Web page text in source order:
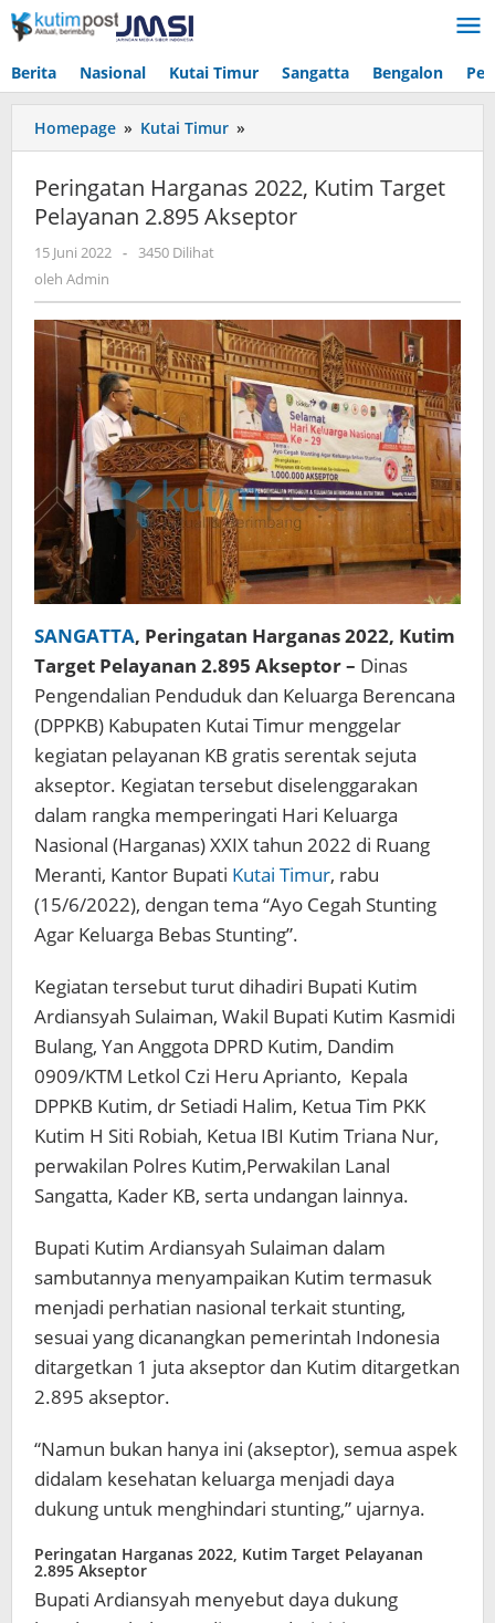
Lewati
ke
Berita Nasional Kutai Timur Sangatta Bengalon
Homepage » Kutai Timur »
Harganas
Kutim
Target
Peringatan Harganas 2022, Kutim Target
Pelayanan 2.895 Akseptor
15 Juni 2022 oleh
- 3450 Dilihat
oleh Admin
SANGATTA, Peringatan Harganas 2022, Kutim
Target Pelayanan 2.895 Akseptor – Dinas
Pengendalian Penduduk dan Keluarga Berencana
(DPPKB) Kabupaten Kutai Timur menggelar
kegiatan pelayanan KB gratis serentak sejuta
akseptor. Kegiatan tersebut diselenggarakan
dalam rangka memperingati Hari Keluarga
Nasional (Harganas) XXIX tahun 2022 di Ruang
Meranti, Kantor Bupati Kutai Timur, rabu
(15/6/2022), dengan tema “Ayo Cegah Stunting
Agar Keluarga Bebas Stunting”.
Kegiatan tersebut turut dihadiri Bupati Kutim
Ardiansyah Sulaiman, Wakil Bupati Kutim Kasmidi
Bulang, Yan Anggota DPRD Kutim, Dandim
0909/KTM Letkol Czi Heru Aprianto, Kepala
DPPKB Kutim, dr Setiadi Halim, Ketua Tim PKK
Kutim H Siti Robiah, Ketua IBI Kutim Triana Nur,
perwakilan Polres Kutim,Perwakilan Lanal
Sangatta, Kader KB, serta undangan lainnya.
Bupati Kutim Ardiansyah Sulaiman dalam
sambutannya menyampaikan Kutim termasuk
menjadi perhatian nasional terkait stunting,
sesuai yang dicanangkan pemerintah Indonesia
ditargetkan 1 juta akseptor dan Kutim ditargetkan
2.895 akseptor.
“Namun bukan hanya ini (akseptor), semua aspek
didalam kesehatan keluarga menjadi daya
dukung untuk menghindari stunting,” ujarnya.
Peringatan Harganas 2022, Kutim Target Pelayanan
2.895 Akseptor
Bupati Ardiansyah menyebut daya dukung